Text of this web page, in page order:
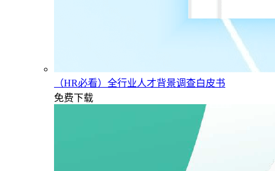
（HR必看）全行业人才背景调查白皮书
免费下载